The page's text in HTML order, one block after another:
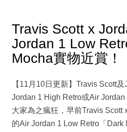
Travis Scott x
Jordan 1 Low
Mocha實物近賞！
【11月10日更新】Travis Scott
Jordan 1 High Retro或Air
大家為之瘋狂，早前Travis Scott
的Air Jordan 1 Low Retro「Dark